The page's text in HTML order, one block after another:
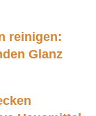
reinigen:
Glanz